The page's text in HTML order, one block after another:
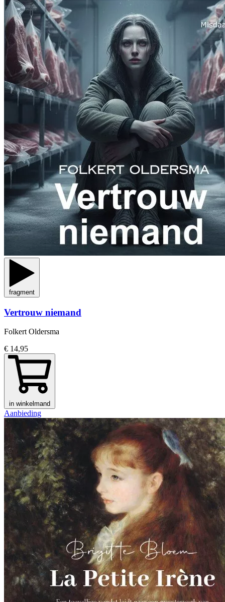
fragment
Vertrouw niemand
Folkert Oldersma
€ 14,95
in winkelmand
Aanbieding